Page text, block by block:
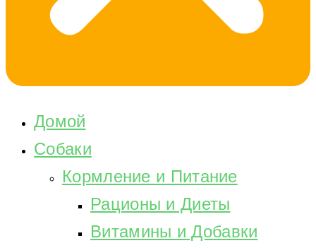
Домой
Собаки
Кормление и Питание
Рационы и Диеты
Витамины и Добавки